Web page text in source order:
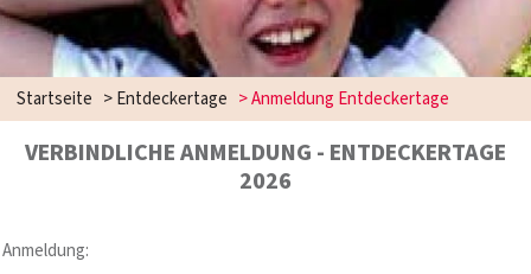
Startseite >Entdeckertage >Anmeldung Entdeckertage
VERBINDLICHE ANMELDUNG - ENTDECKERTAGE
2026
Anmeldung: